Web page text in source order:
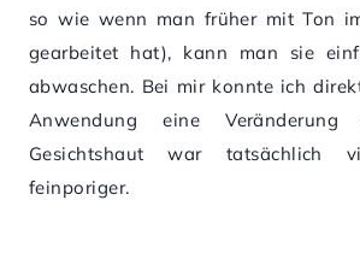
so wie wenn man früher mit Ton
gearbeitet hat), kann man sie
abwaschen. Bei mir konnte ich
Anwendung eine Veränderung
Gesichtshaut war tatsächlich
feinporiger.